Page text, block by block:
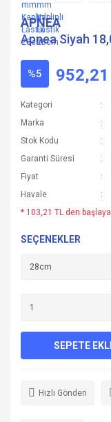
APNEA
Apnea Siyah
%5
Kategori
Marka
Stok Kodu
Garanti Süresi
Fiyat
Havale
* 103,21 TL den
SEÇENEKLER
SEPETE
Hızlı Gönderi